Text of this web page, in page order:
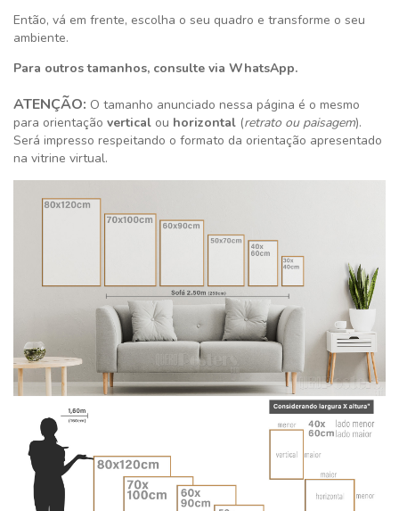
Então, vá em frente, escolha o seu quadro e transforme o seu
ambiente.
Para outros tamanhos, consulte via WhatsApp.
ATENÇÃO: O tamanho anunciado nessa página é o mesmo
para orientação vertical ou horizontal (retrato ou paisagem).
Será impresso respeitando o formato da orientação apresentado
na vitrine virtual.